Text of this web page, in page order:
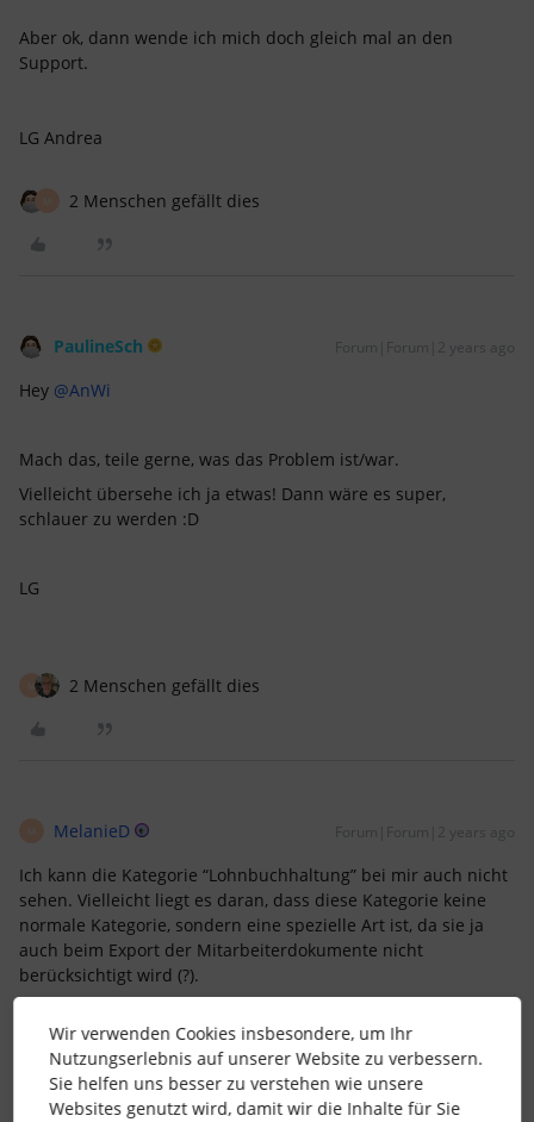
Aber ok, dann wende ich mich doch gleich mal an den
Support.
LG Andrea
2 Menschen gefällt dies
PaulineSch Forum|Forum|2 years ago
Hey @AnWi
Mach das, teile gerne, was das Problem ist/war.
Vielleicht übersehe ich ja etwas! Dann wäre es super,
schlauer zu werden :D
LG
M 2 Menschen gefällt dies
MelanieD Forum|Forum|2 years ago
Ich kann die Kategorie “Lohnbuchhaltung” bei mir auch nicht
sehen. Vielleicht liegt es daran, dass diese Kategorie keine
normale Kategorie, sondern eine spezielle Art ist, da sie ja
auch beim Export der Mitarbeiterdokumente nicht
berücksichtigt wird (?).
Wir verwenden Cookies insbesondere, um Ihr
Nutzungserlebnis auf unserer Website zu verbessern.
Sie helfen uns besser zu verstehen wie unsere
Websites genutzt wird, damit wir die Inhalte für Sie